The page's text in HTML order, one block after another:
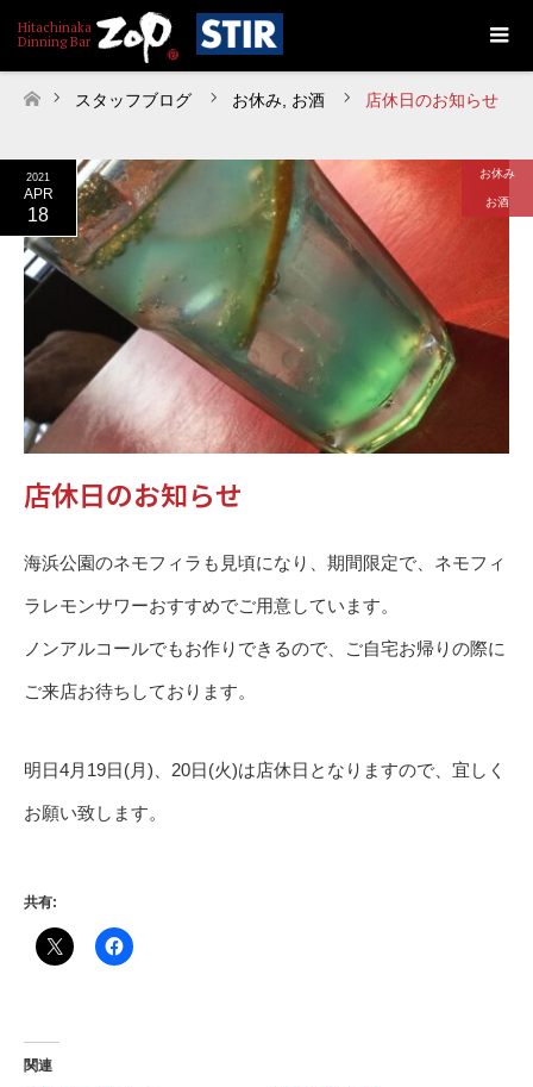
ホーム
スタッフブログ お休み お酒 店休日のお知らせ
2021
APR
18
お休み
お酒
店休日のお知らせ
海浜公園のネモフィラも見頃になり、期間限定で、ネモフィ
ラレモンサワーおすすめでご用意しています。
ノンアルコールでもお作りできるので、ご自宅お帰りの際に
ご来店お待ちしております。
明日4月19日(月)、20日(火)は店休日となりますので、宜しく
お願い致します。
共有:
関連